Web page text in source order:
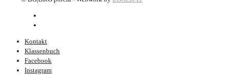
Kontakt
Klassenbuch
Facebook
Instagram